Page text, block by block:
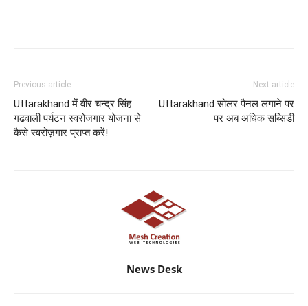
Previous article
Uttarakhand में वीर चन्द्र सिंह
गढवाली पर्यटन स्वरोजगार योजना से
कैसे स्वरोज़गार प्राप्त करें!
Next article
Uttarakhand सोलर पैनल लगाने पर
पर अब अधिक सब्सिडी
News Desk